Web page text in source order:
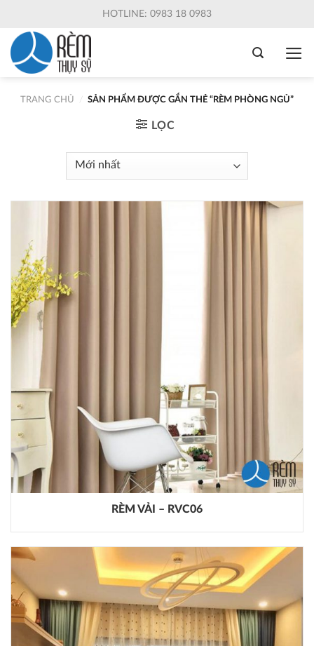
content
HOTLINE: 0983 18 0983
TRANG CHỦ SẢN PHẨM ĐƯỢC GẮN THẺ “RÈM PHÒNG NGỦ”
LỌC
RÈM VẢI – RVC06